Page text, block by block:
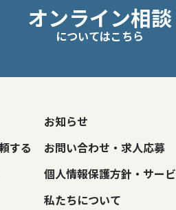
オンライン相談
についてはこちら
する
お知らせ
お問い合わせ・求人応募
個人情報保護方針・サー
私たちについて